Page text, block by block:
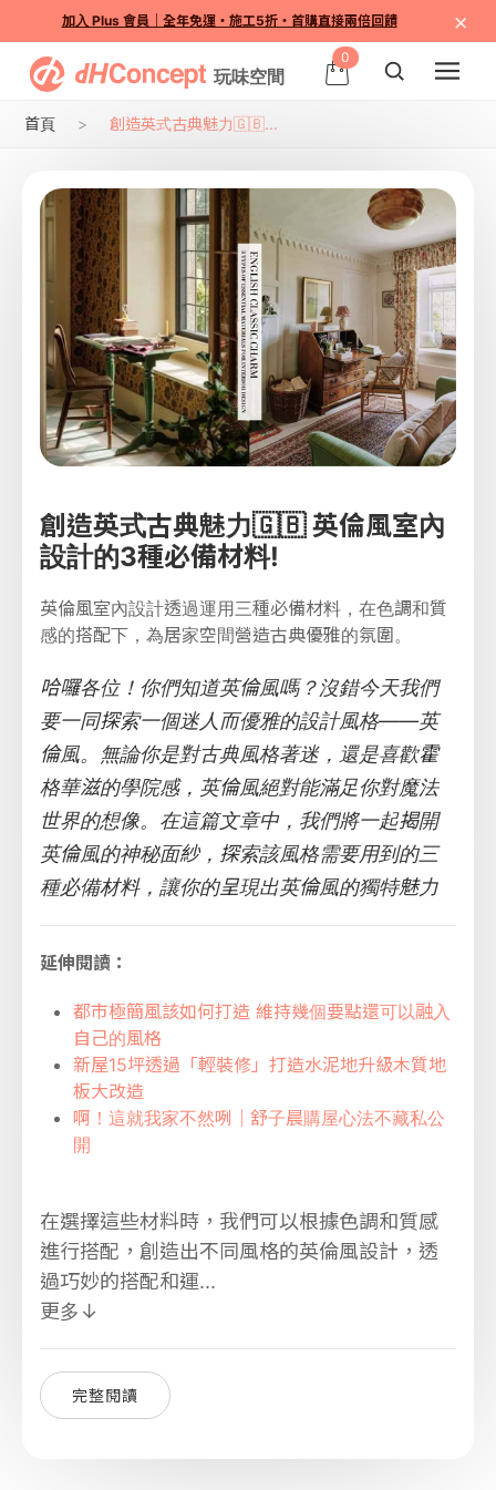
加入 Plus 會員｜全年免運・施工5折・首購直接兩倍回饋 ×
0
首頁 創造英式古典魅力🇬🇧...
創造英式古典魅力🇬🇧 英倫風室內
設計的3種必備材料!
英倫風室內設計透過運用三種必備材料，在色調和質
感的搭配下，為居家空間營造古典優雅的氛圍。
哈囉各位！你們知道英倫風嗎？沒錯今天我們
要一同探索一個迷人而優雅的設計風格——英
倫風。無論你是對古典風格著迷，還是喜歡霍
格華滋的學院感，英倫風絕對能滿足你對魔法
世界的想像。在這篇文章中，我們將一起揭開
英倫風的神秘面紗，探索該風格需要用到的三
種必備材料，讓你的呈現出英倫風的獨特魅力
延伸閱讀：
都市極簡風該如何打造 維持幾個要點還可以融入
自己的風格
新屋15坪透過「輕裝修」打造水泥地升級木質地
板大改造
啊！這就我家不然咧｜舒子晨購屋心法不藏私公
開
在選擇這些材料時，我們可以根據色調和質感
進行搭配，創造出不同風格的英倫風設計，透
過巧妙的搭配和運...
更多↓
完整閱讀